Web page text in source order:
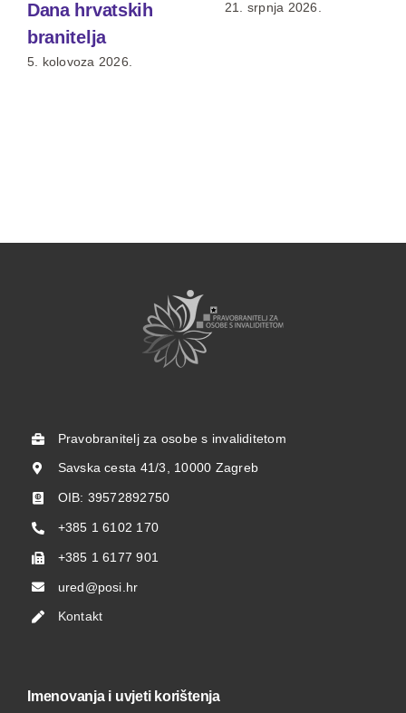
Dana hrvatskih
branitelja
5. kolovoza 2026.
21. srpnja 2026.
Pravobranitelj za osobe s invaliditetom
Savska cesta 41/3, 10000 Zagreb
OIB: 39572892750
+385 1 6102 170
+385 1 6177 901
ured@posi.hr
Kontakt
Imenovanja i uvjeti korištenja